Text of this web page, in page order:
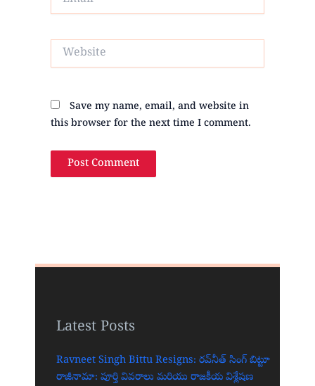
Website
Save my name, email, and website in
this browser for the next time I comment.
Latest Posts
Ravneet Singh Bittu Resigns: రవ్‌నీత్ సింగ్ బిట్టూ
రాజీనామా: పూర్తి వివరాలు మరియు రాజకీయ విశ్లేషణ